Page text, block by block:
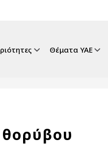
Θέματα ΥΑΕ